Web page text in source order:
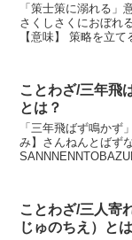
「策士策に溺れる」意味と読み方 【表記
さくしさくにおぼれ
【意味】 策略を立
ことわざ/三年飛
とは？
「三年飛ばず鳴かず」意味と読み方 【
み】さんねんとばず
SANNNENNTOBAZUNAKAZU 【意味】 これ
ことわざ/三人寄
じゅのちえ）と